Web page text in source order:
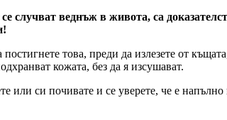
случват веднъж в живота, са
това, преди да излезете от
кожата, без да я изсушават.
или си почивате и се уверете, че е